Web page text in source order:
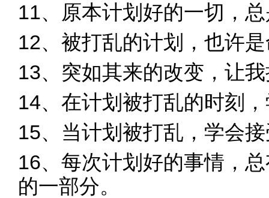
11、原本计划好的一切，
12、被打乱的计划，也许
13、突如其来的改变，让
14、在计划被打乱的时刻
15、当计划被打乱，学会
16、每次计划好的事情，
的一部分。